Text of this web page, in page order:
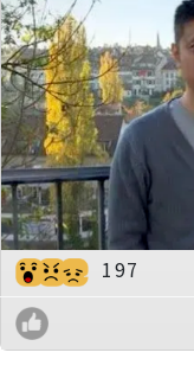
197